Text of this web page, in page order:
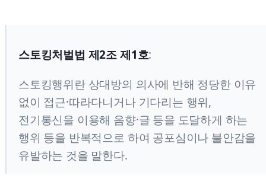
스토킹처벌법 제2조 제1호:
스토킹행위란 상대방의 의사에 반해 정당한 이유
없이 접근·따라다니거나 기다리는 행위,
전기통신을 이용해 음향·글 등을 도달하게 하는
행위 등을 반복적으로 하여 공포심이나 불안감을
유발하는 것을 말한다.